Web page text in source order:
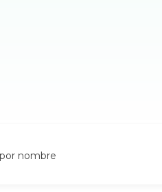
nombre